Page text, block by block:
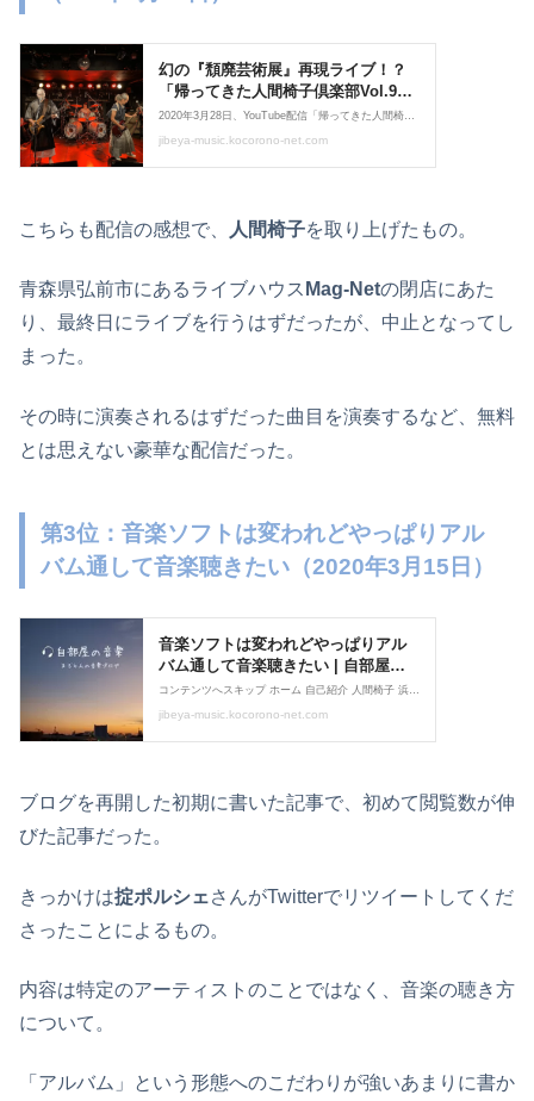
こちらも配信の感想で、 人間椅子を取り上げたもの。
青森県弘前市にあるライブハウス Mag-Netの閉店にあた
り、最終日にライブを行うはずだったが、中止となってし
まった。
その時に演奏されるはずだった曲目を演奏するなど、無料
とは思えない豪華な配信だった。
第3位：音楽ソフトは変われどやっぱりアル
バム通して音楽聴きたい（2020年3月15日）
ブログを再開した初期に書いた記事で、初めて閲覧数が伸
びた記事だった。
きっかけは掟ポルシェさんがTwitterでリツイートしてくだ
さったことによるもの。
内容は特定のアーティストのことではなく、音楽の聴き方
について。
「アルバム」という形態へのこだわりが強いあまりに書か